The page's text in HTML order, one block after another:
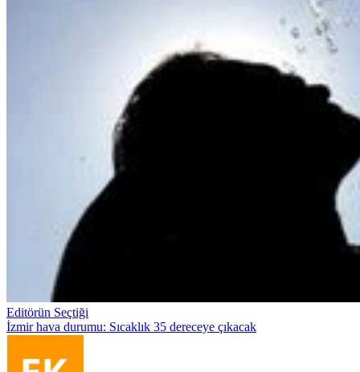
Editörün Seçtiği
İzmir hava durumu: Sıcaklık 35 dereceye çıkacak